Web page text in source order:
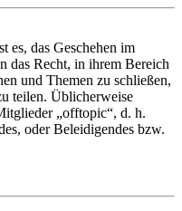
es, das Geschehen im
das Recht, in ihrem Bereich
und Themen zu schließen,
teilen. Üblicherweise
„offtopic“, d. h.
oder Beleidigendes bzw.